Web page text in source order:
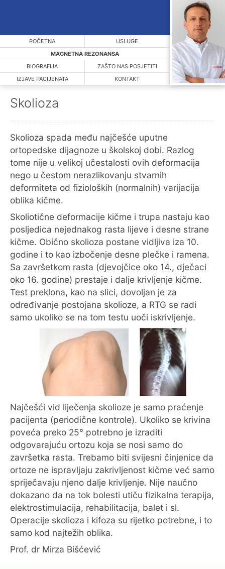
POČETNA
USLUGE
MAGNETNA REZONANSA
BIOGRAFIJA
ZAŠTO NAS POSJETITI
IZJAVE PACIJENATA
KONTAKT
Skolioza
Skolioza spada među najčešće uputne
ortopedske dijagnoze u školskoj dobi. Razlog
tome nije u velikoj učestalosti ovih deformacija
nego u čestom nerazlikovanju stvarnih
deformiteta od fizioloških (normalnih) varijacija
oblika kičme.
Skoliotične deformacije kičme i trupa nastaju kao
posljedica nejednakog rasta lijeve i desne strane
kičme. Obično skolioza postane vidljiva iza 10.
godine i to kao izbočenje desne plečke i ramena.
Sa završetkom rasta (djevojčice oko 14., dječaci
oko 16. godine) prestaje i dalje krivljenje kičme.
Test preklona, kao na slici, dovoljan je za
određivanje postojana skolioze, a RTG se radi
samo ukoliko se na tom testu uoči iskrivljenje.
Najčešći vid liječenja skolioze je samo praćenje
pacijenta (periodične kontrole). Ukoliko se krivina
poveća preko 25° potrebno je izraditi
odgovarajuću ortozu koja se nosi samo do
završetka rasta. Trebamo biti svijesni činjenice da
ortoze ne ispravljaju zakrivljenost kičme već samo
spriječavaju njeno dalje krivljenje. Nije naučno
dokazano da na tok bolesti utiču fizikalna terapija,
elektrostimulacija, rehabilitacija, balet i sl.
Operacije skolioza i kifoza su rijetko potrebne, i to
samo kod najtežih oblika.
Prof. dr Mirza Bišćević